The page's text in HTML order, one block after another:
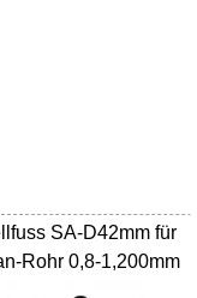
SA-D42mm für
Rohr 0,8-1,200mm